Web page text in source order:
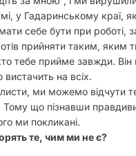
у Гадаринському краї,
себе бути при роботі,
прийняти таким, яким
тебе прийме завжди.
на всіх.
ми можемо відчути
Тому що пізнавши
ми покликані.
те, чим ми не є?